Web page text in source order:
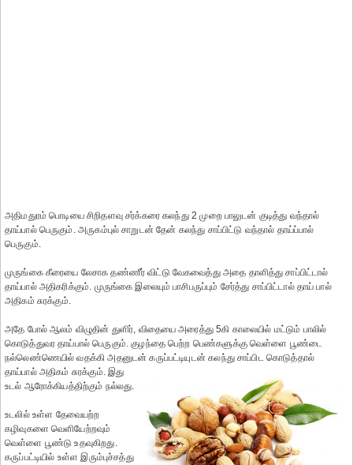
அதிமதுரம் பொடியை சிறிதளவு சர்க்கரை கலந்து 2 முறை பாலுடன் குடித்து வந்தால்
தாய்பால் பெருகும். அருகம்புல் சாறுடன் தேன் கலந்து சாப்பிட்டு வந்தால் தாய்ப்பால்
பெருகும்.
முருங்கை கீரையை லேசாக தண்ணீர் விட்டு வேகவைத்து அதை தாளித்து சாப்பிட்டால்
தாய்பால் அதிகரிக்கும். முருங்கை இலையும் பாசிபருப்பும் சேர்த்து சாப்பிட்டால் தாய் பால்
அதிகம் சுரக்கும்.
அதே போல் ஆலம் விழுதின் துளிர், விதையை அரைத்து 5கி காலையில் மட்டும் பாலில்
கொடுத்துவர தாய்பால் பெருகும். குழந்தை பெற்ற பெண்களுக்கு வெள்ளை பூண்டை
நல்லெண்ணெயில் வதக்கி அதனுடன் கருப்பட்டியுடன்கலந்து சாப்பிட கொடுத்தால்
தாய்பால் அதிகம் சுரக்கும். இது
உடல் ஆரோக்கியத்திற்கும் நல்லது.
உடலில் உள்ள தேவையற்ற
கழிவுகளை வெளியேற்றவும்
வெள்ளை பூண்டு உதவுகிறது.
கருப்பட்டியில் உள்ள இரும்புச்சத்து